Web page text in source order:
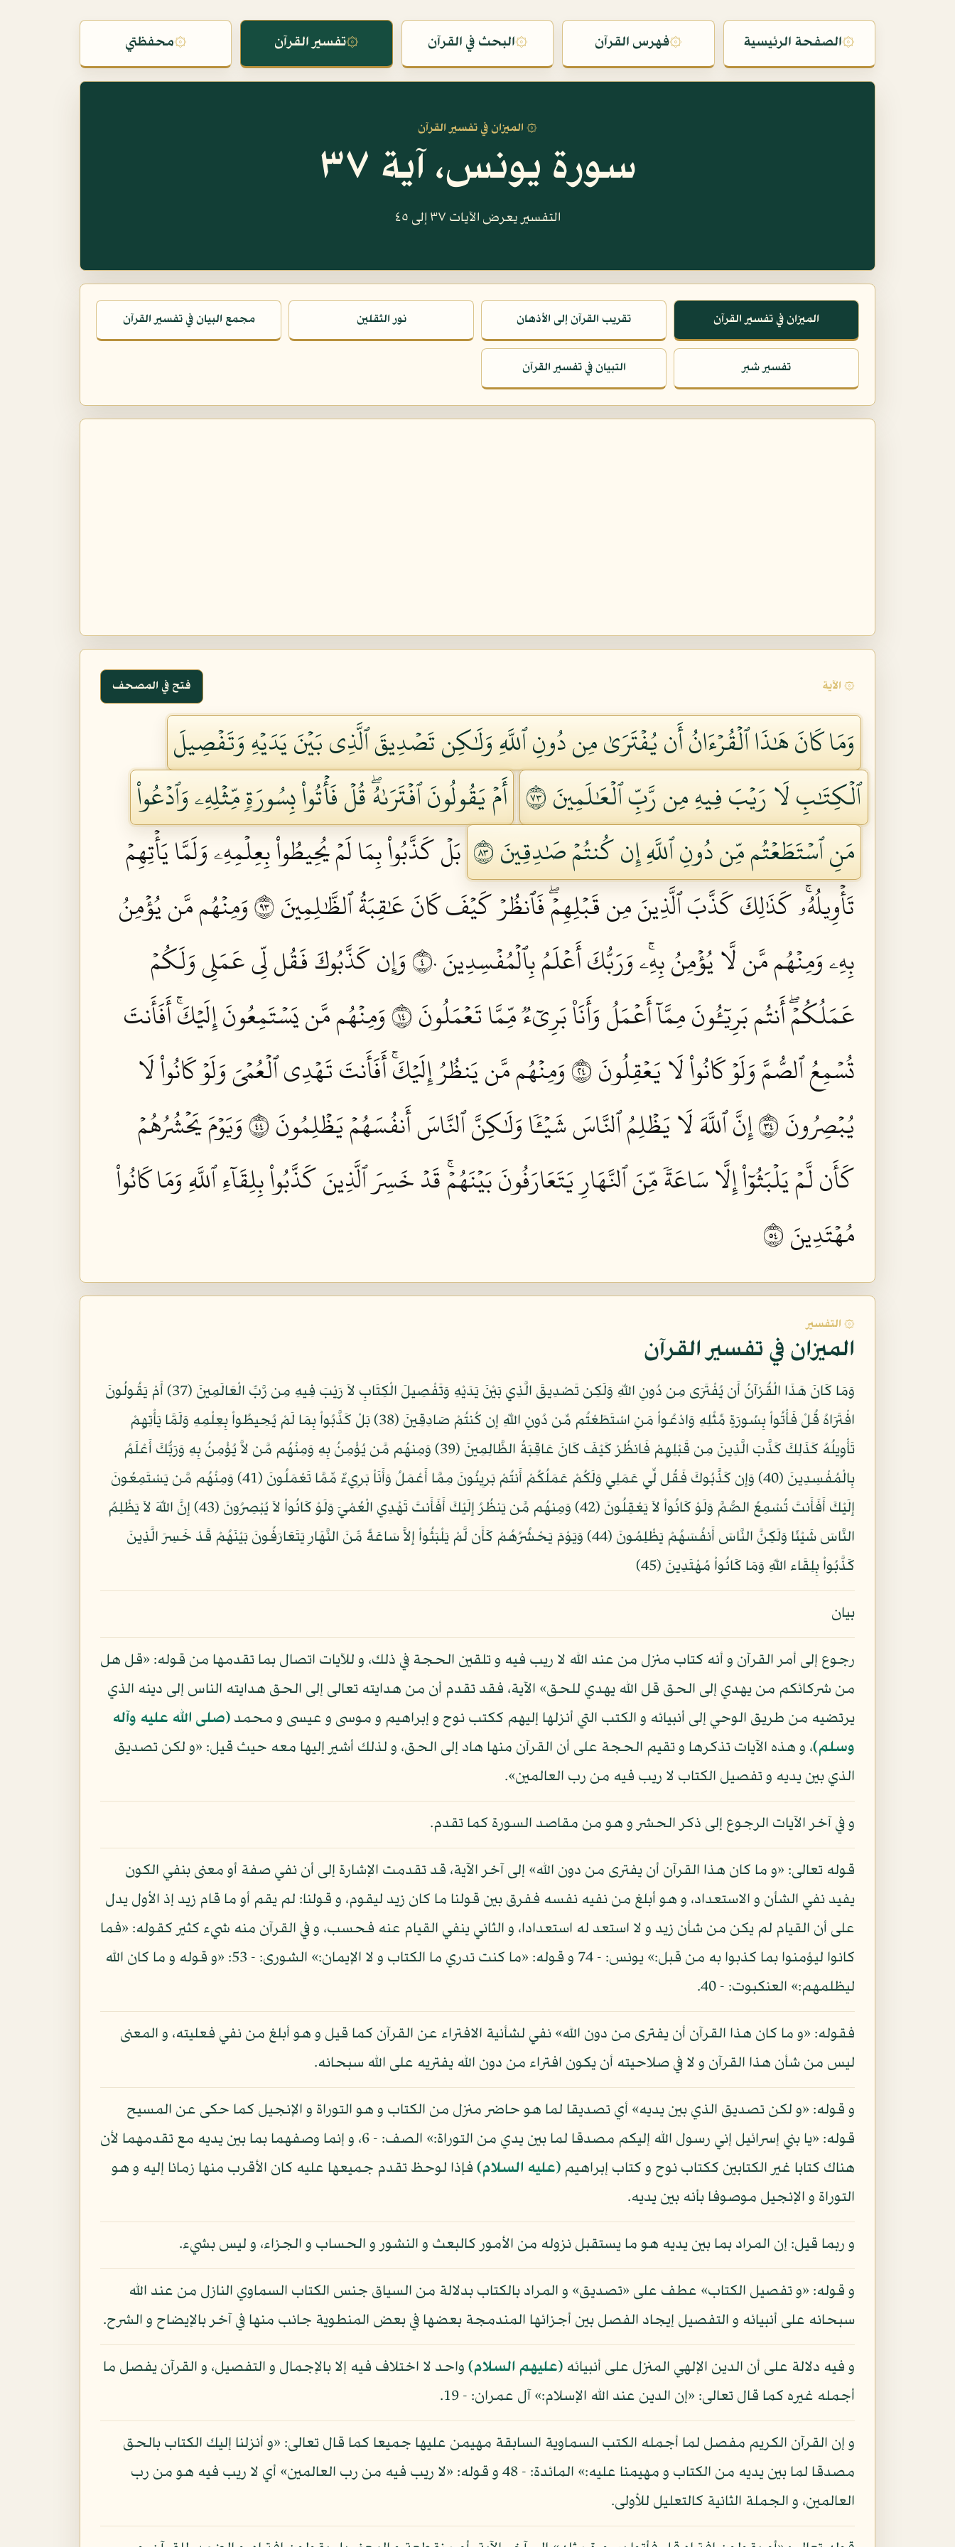
۞الصفحة الرئيسية ۞فهرس القرآن ۞البحث في القرآن ۞تفسير القرآن ۞محفظتي
۞ الميزان في تفسير القرآن
سورة يونس، آية ٣٧
التفسير يعرض الآيات ٣٧ إلى ٤٥
الميزان في تفسير القرآن تقريب القرآن إلى الأذهان نور الثقلين مجمع البيان في تفسير القرآن
تفسير شبر التبيان في تفسير القرآن
۞ الآية فتح في المصحف
وَمَا كَانَ هَٰذَا ٱلۡقُرۡءَانُ أَن يُفۡتَرَىٰ مِن دُونِ ٱللَّهِ وَلَٰكِن تَصۡدِيقَ ٱلَّذِي بَيۡنَ يَدَيۡهِ وَتَفۡصِيلَ
ٱلۡكِتَٰبِ لَا رَيۡبَ فِيهِ مِن رَّبِّ ٱلۡعَٰلَمِينَ ٣٧
أَمۡ يَقُولُونَ ٱفۡتَرَىٰهُۖ قُلۡ فَأۡتُواْ بِسُورَةٖ مِّثۡلِهِۦ وَٱدۡعُواْ
مَنِ ٱسۡتَطَعۡتُم مِّن دُونِ ٱللَّهِ إِن كُنتُمۡ صَٰدِقِينَ ٣٨
بَلۡ كَذَّبُواْ بِمَا لَمۡ يُحِيطُواْ بِعِلۡمِهِۦ وَلَمَّا يَأۡتِهِمۡ
تَأۡوِيلُهُۥۚ كَذَٰلِكَ كَذَّبَ ٱلَّذِينَ مِن قَبۡلِهِمۡۖ فَٱنظُرۡ كَيۡفَ كَانَ عَٰقِبَةُ ٱلظَّٰلِمِينَ ٣٩
وَمِنۡهُم مَّن يُؤۡمِنُ
بِهِۦ وَمِنۡهُم مَّن لَّا يُؤۡمِنُ بِهِۦۚ وَرَبُّكَ أَعۡلَمُ بِٱلۡمُفۡسِدِينَ ٤٠
وَإِن كَذَّبُوكَ فَقُل لِّي عَمَلِي وَلَكُمۡ
عَمَلُكُمۡۖ أَنتُم بَرِيٓـُٔونَ مِمَّآ أَعۡمَلُ وَأَنَا۠ بَرِيٓءٞ مِّمَّا تَعۡمَلُونَ ٤١
وَمِنۡهُم مَّن يَسۡتَمِعُونَ إِلَيۡكَۚ أَفَأَنتَ
تُسۡمِعُ ٱلصُّمَّ وَلَوۡ كَانُواْ لَا يَعۡقِلُونَ ٤٢
وَمِنۡهُم مَّن يَنظُرُ إِلَيۡكَۚ أَفَأَنتَ تَهۡدِي ٱلۡعُمۡيَ وَلَوۡ كَانُواْ لَا
يُبۡصِرُونَ ٤٣
إِنَّ ٱللَّهَ لَا يَظۡلِمُ ٱلنَّاسَ شَيۡـٔٗا وَلَٰكِنَّ ٱلنَّاسَ أَنفُسَهُمۡ يَظۡلِمُونَ ٤٤
وَيَوۡمَ يَحۡشُرُهُمۡ
كَأَن لَّمۡ يَلۡبَثُوٓاْ إِلَّا سَاعَةٗ مِّنَ ٱلنَّهَارِ يَتَعَارَفُونَ بَيۡنَهُمۡۚ قَدۡ خَسِرَ ٱلَّذِينَ كَذَّبُواْ بِلِقَآءِ ٱللَّهِ وَمَا كَانُواْ
مُهۡتَدِينَ ٤٥
۞ التفسير
الميزان في تفسير القرآن
وَمَا كَانَ هَذَا الْقُرْآنُ أَن يُفْتَرَى مِن دُونِ اللّهِ وَلَكِن تَصْدِيقَ الَّذِي بَيْنَ يَدَيْهِ وَتَفْصِيلَ الْكِتَابِ لاَ رَيْبَ فِيهِ مِن رَّبِّ الْعَالَمِينَ (37) أَمْ يَقُولُونَ
افْتَرَاهُ قُلْ فَأْتُواْ بِسُورَةٍ مِّثْلِهِ وَادْعُواْ مَنِ اسْتَطَعْتُم مِّن دُونِ اللّهِ إِن كُنتُمْ صَادِقِينَ (38) بَلْ كَذَّبُواْ بِمَا لَمْ يُحِيطُواْ بِعِلْمِهِ وَلَمَّا يَأْتِهِمْ
تَأْوِيلُهُ كَذَلِكَ كَذَّبَ الَّذِينَ مِن قَبْلِهِمْ فَانظُرْ كَيْفَ كَانَ عَاقِبَةُ الظَّالِمِينَ (39) وَمِنهُم مَّن يُؤْمِنُ بِهِ وَمِنْهُم مَّن لاَّ يُؤْمِنُ بِهِ وَرَبُّكَ أَعْلَمُ
بِالْمُفْسِدِينَ (40) وَإِن كَذَّبُوكَ فَقُل لِّي عَمَلِي وَلَكُمْ عَمَلُكُمْ أَنتُمْ بَرِيئُونَ مِمَّا أَعْمَلُ وَأَنَاْ بَرِيءٌ مِّمَّا تَعْمَلُونَ (41) وَمِنْهُم مَّن يَسْتَمِعُونَ
إِلَيْكَ أَفَأَنتَ تُسْمِعُ الصُّمَّ وَلَوْ كَانُواْ لاَ يَعْقِلُونَ (42) وَمِنهُم مَّن يَنظُرُ إِلَيْكَ أَفَأَنتَ تَهْدِي الْعُمْيَ وَلَوْ كَانُواْ لاَ يُبْصِرُونَ (43) إِنَّ اللّهَ لاَ يَظْلِمُ
النَّاسَ شَيْئًا وَلَكِنَّ النَّاسَ أَنفُسَهُمْ يَظْلِمُونَ (44) وَيَوْمَ يَحْشُرُهُمْ كَأَن لَّمْ يَلْبَثُواْ إِلاَّ سَاعَةً مِّنَ النَّهَارِ يَتَعَارَفُونَ بَيْنَهُمْ قَدْ خَسِرَ الَّذِينَ
كَذَّبُواْ بِلِقَاء اللّهِ وَمَا كَانُواْ مُهْتَدِينَ (45)
بيان
رجوع إلى أمر القرآن و أنه كتاب منزل من عند الله لا ريب فيه و تلقين الحجة في ذلك، و للآيات اتصال بما تقدمها من قوله: «قل هل
من شركائكم من يهدي إلى الحق قل الله يهدي للحق» الآية، فقد تقدم أن من هدايته تعالى إلى الحق هدايته الناس إلى دينه الذي
يرتضيه من طريق الوحي إلى أنبيائه و الكتب التي أنزلها إليهم ككتب نوح و إبراهيم و موسى و عيسى و محمد (صلى الله عليه وآله
وسلم)، و هذه الآيات تذكرها و تقيم الحجة على أن القرآن منها هاد إلى الحق، و لذلك أشير إليها معه حيث قيل: «و لكن تصديق
الذي بين يديه و تفصيل الكتاب لا ريب فيه من رب العالمين».
و في آخر الآيات الرجوع إلى ذكر الحشر و هو من مقاصد السورة كما تقدم.
قوله تعالى: «و ما كان هذا القرآن أن يفترى من دون الله» إلى آخر الآية، قد تقدمت الإشارة إلى أن نفي صفة أو معنى بنفي الكون
يفيد نفي الشأن و الاستعداد، و هو أبلغ من نفيه نفسه ففرق بين قولنا ما كان زيد ليقوم، و قولنا: لم يقم أو ما قام زيد إذ الأول يدل
على أن القيام لم يكن من شأن زيد و لا استعد له استعدادا، و الثاني ينفي القيام عنه فحسب، و في القرآن منه شيء كثير كقوله: «فما
كانوا ليؤمنوا بما كذبوا به من قبل:» يونس: - 74 و قوله: «ما كنت تدري ما الكتاب و لا الإيمان:» الشورى: - 53: «و قوله و ما كان الله
ليظلمهم:» العنكبوت: - 40.
فقوله: «و ما كان هذا القرآن أن يفترى من دون الله» نفي لشأنية الافتراء عن القرآن كما قيل و هو أبلغ من نفي فعليته، و المعنى
ليس من شأن هذا القرآن و لا في صلاحيته أن يكون افتراء من دون الله يفتريه على الله سبحانه.
و قوله: «و لكن تصديق الذي بين يديه» أي تصديقا لما هو حاضر منزل من الكتاب و هو التوراة و الإنجيل كما حكى عن المسيح
قوله: «يا بني إسرائيل إني رسول الله إليكم مصدقا لما بين يدي من التوراة:» الصف: - 6، و إنما وصفهما بما بين يديه مع تقدمهما لأن
هناك كتابا غير الكتابين ككتاب نوح و كتاب إبراهيم (عليه السلام) فإذا لوحظ تقدم جميعها عليه كان الأقرب منها زمانا إليه و هو
التوراة و الإنجيل موصوفا بأنه بين يديه.
و ربما قيل: إن المراد بما بين يديه هو ما يستقبل نزوله من الأمور كالبعث و النشور و الحساب و الجزاء، و ليس بشيء.
و قوله: «و تفصيل الكتاب» عطف على «تصديق» و المراد بالكتاب بدلالة من السياق جنس الكتاب السماوي النازل من عند الله
سبحانه على أنبيائه و التفصيل إيجاد الفصل بين أجزائها المندمجة بعضها في بعض المنطوية جانب منها في آخر بالإيضاح و الشرح.
و فيه دلالة على أن الدين الإلهي المنزل على أنبيائه (عليهم السلام) واحد لا اختلاف فيه إلا بالإجمال و التفصيل، و القرآن يفصل ما
أجمله غيره كما قال تعالى: «إن الدين عند الله الإسلام:» آل عمران: - 19.
و إن القرآن الكريم مفصل لما أجمله الكتب السماوية السابقة مهيمن عليها جميعا كما قال تعالى: «و أنزلنا إليك الكتاب بالحق
مصدقا لما بين يديه من الكتاب و مهيمنا عليه:» المائدة: - 48 و قوله: «لا ريب فيه من رب العالمين» أي لا ريب فيه هو من رب
العالمين، و الجملة الثانية كالتعليل للأولى.